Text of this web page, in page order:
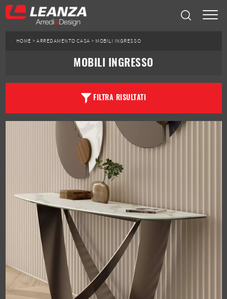
HOME >ARREDAMENTO CASA > MOBILI INGRESSO
MOBILI INGRESSO
FILTRA RISULTATI